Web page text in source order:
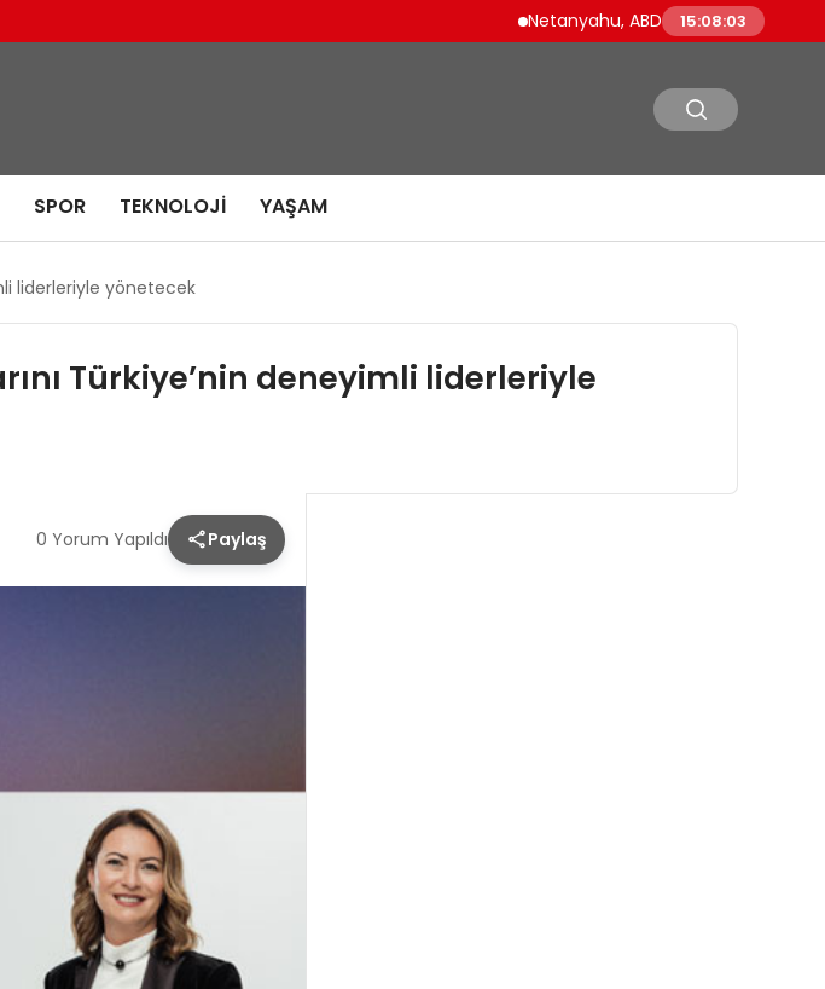
Netanyahu, ABD Savunma Bakanı Pete
15:08:04
SPOR TEKNOLOJI YAŞAM
liderleriyle yönetecek
Türkiye’nin deneyimli liderleriyle
0 Yorum Yapıldı Paylaş